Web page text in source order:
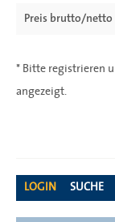
Preis brutto/netto
* Bitte registrieren
angezeigt.
LOGIN SUCHE